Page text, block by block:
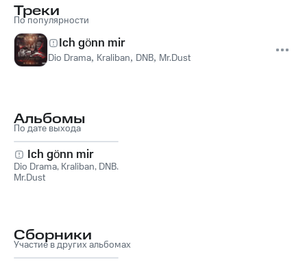
Треки
По популярности
Ich gönn mir
Dio Drama, Kraliban, DNB, Mr.Dust
Альбомы
По дате выхода
Ich gönn mir
Dio Drama, Kraliban, DNB,
Mr.Dust
Сборники
Участие в других альбомах